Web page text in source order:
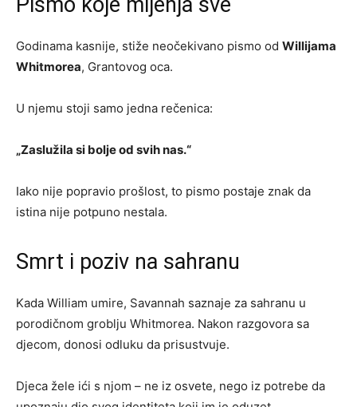
Godinama kasnije, stiže neočekivano pismo od Willijama
Whitmorea, Grantovog oca.
U njemu stoji samo jedna rečenica:
„Zaslužila si bolje od svih nas.“
Iako nije popravio prošlost, to pismo postaje znak da
istina nije potpuno nestala.
Smrt i poziv na sahranu
Kada William umire, Savannah saznaje za sahranu u
porodičnom groblju Whitmorea. Nakon razgovora sa
djecom, donosi odluku da prisustvuje.
Djeca žele ići s njom – ne iz osvete, nego iz potrebe da